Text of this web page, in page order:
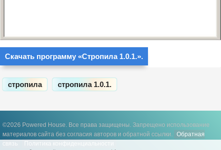
Cкачать программу «Стропила 1.0.1.».
стропила стропила 1.0.1.
©2026 Powered House. Все права защищены. Запрещено использование
материалов сайта без согласия авторов и обратной ссылки.
Обратная
связь
Политика конфиденциальности